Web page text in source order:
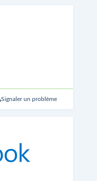
Signaler un problème